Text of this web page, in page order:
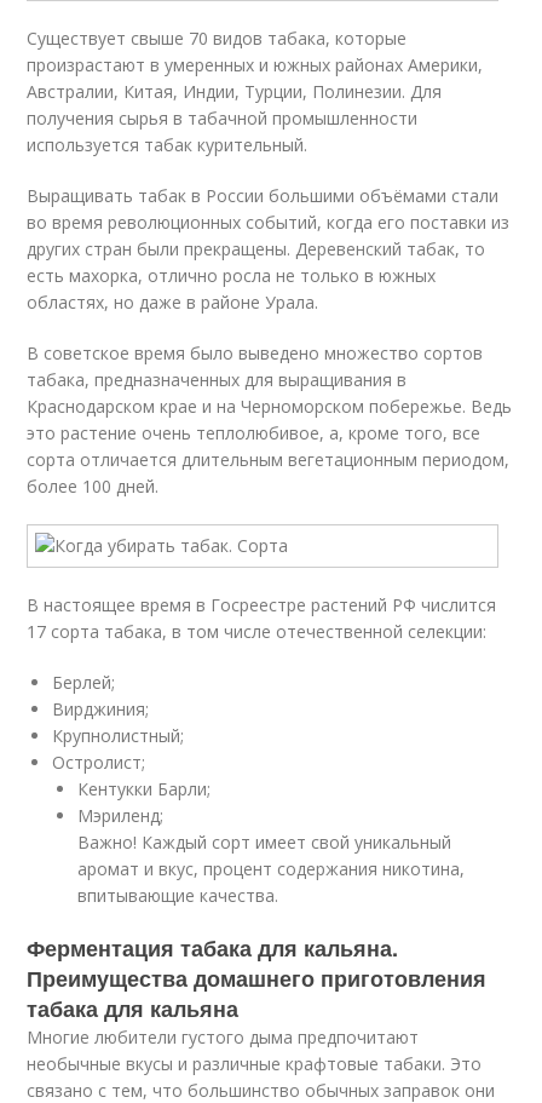
Существует свыше 70 видов табака, которые
произрастают в умеренных и южных районах Америки,
Австралии, Китая, Индии, Турции, Полинезии. Для
получения сырья в табачной промышленности
используется табак курительный.
Выращивать табак в России большими объёмами стали
во время революционных событий, когда его поставки из
других стран были прекращены. Деревенский табак, то
есть махорка, отлично росла не только в южных
областях, но даже в районе Урала.
В советское время было выведено множество сортов
табака, предназначенных для выращивания в
Краснодарском крае и на Черноморском побережье. Ведь
это растение очень теплолюбивое, а, кроме того, все
сорта отличается длительным вегетационным периодом,
более 100 дней.
В настоящее время в Госреестре растений РФ числится
17 сорта табака, в том числе отечественной селекции:
Берлей;
Вирджиния;
Крупнолистный;
Остролист;
Кентукки Барли;
Мэриленд;
Важно! Каждый сорт имеет свой уникальный
аромат и вкус, процент содержания никотина,
впитывающие качества.
Ферментация табака для кальяна.
Преимущества домашнего приготовления
табака для кальяна
Многие любители густого дыма предпочитают
необычные вкусы и различные крафтовые табаки. Это
связано с тем, что большинство обычных заправок они